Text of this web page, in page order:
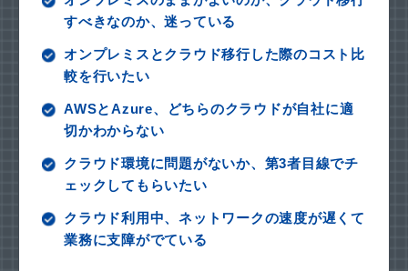
すべきなのか、迷っている
オンプレミスとクラウド移行した際のコスト比
較を行いたい
AWSとAzure、どちらのクラウドが自社に適
切かわからない
クラウド環境に問題がないか、第3者目線でチ
ェックしてもらいたい
クラウド利用中、ネットワークの速度が遅くて
業務に支障がでている